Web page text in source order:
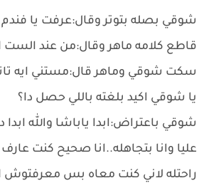
شوقي بصله بتوتر وقال:عرفت يا
قاطع كلامه ماهر وقال:من عند الست
سكت شوقي وماهر قال:مستني ايه
يا شوقي اكيد بلغته باللي حصل دا؟
شوقي باعتراض:ابدا ياباشا والله
عليا وانا بتجاهله..انا صحيح كنت
راحتله لاني كنت معاه بس